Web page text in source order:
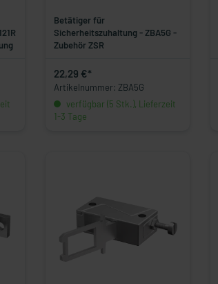
Betätiger für
Sicherheitszuhaltung - ZBA5G -
Zubehör ZSR
22,29 €*
Artikelnummer: ZBA5G
verfügbar (5 Stk.), Lieferzeit
1-3 Tage